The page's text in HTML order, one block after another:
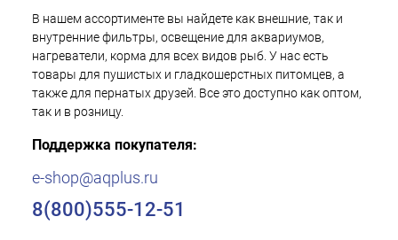
В нашем ассортименте вы найдете как внешние, так и
внутренние фильтры, освещение для аквариумов,
нагреватели, корма для всех видов рыб. У нас есть
товары для пушистых и гладкошерстных питомцев, а
также для пернатых друзей. Все это доступно как оптом,
так и в розницу.
Поддержка покупателя:
e-shop@aqplus.ru
8(800)555-12-51